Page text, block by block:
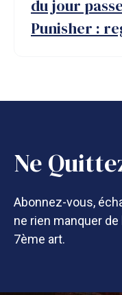
du jour
Punisher :
Ne
Abonnez-vous,
ne rien manquer de
7ème art.